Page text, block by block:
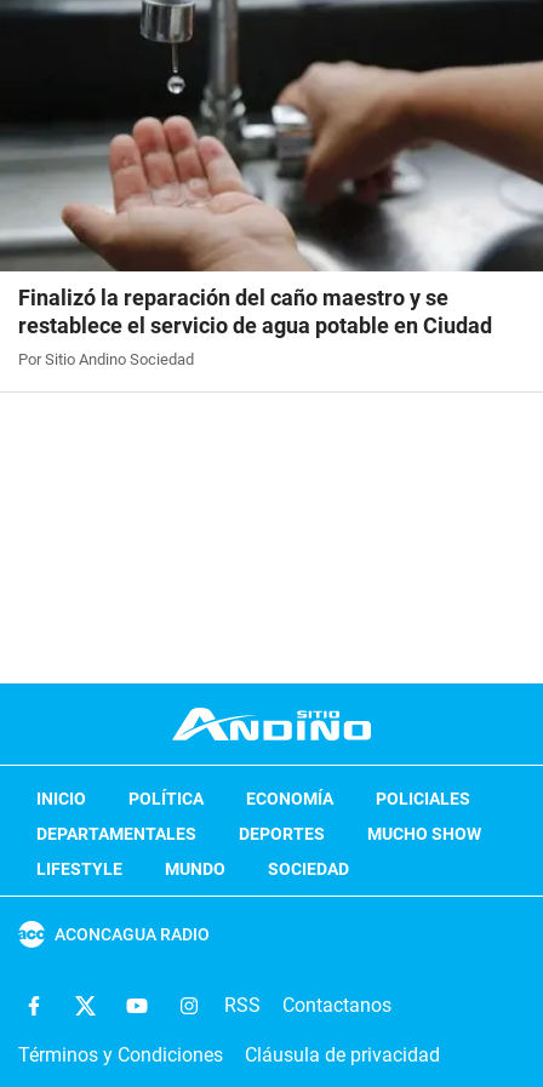
Finalizó la reparación del caño maestro y se
restablece el servicio de agua potable en Ciudad
Por Sitio Andino Sociedad
INICIO POLÍTICA ECONOMÍA
POLICIALES
DEPARTAMENTALES
DEPORTES
MUCHO SHOW
LIFESTYLE
MUNDO SOCIEDAD
ACONCAGUA RADIO
RSS Contactanos
Términos y Condiciones Cláusula de privacidad